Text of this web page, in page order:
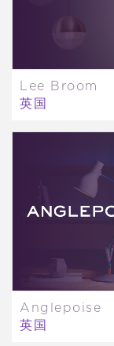
Lee Broom
英国
Anglepoise
英国